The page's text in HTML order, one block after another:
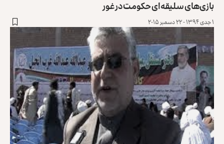
بازی‏‌های سلیقه‌‏ای حکومت در غور
۱ جدی ۱۳۹۴ - ۲۲ دسمبر ۲۰۱۵